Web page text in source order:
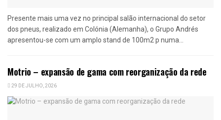
Presente mais uma vez no principal salão internacional do setor
dos pneus, realizado em Colónia (Alemanha), o Grupo Andrés
apresentou-se com um amplo stand de 100m2 p numa...
Motrio – expansão de gama com reorganização da rede
29 DE JULHO, 2026